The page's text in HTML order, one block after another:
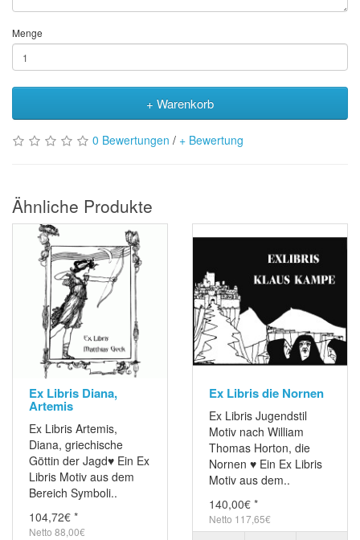
Menge
+ Warenkorb
0 Bewertungen / + Bewertung
Ähnliche Produkte
Ex Libris Diana,
Artemis
Ex Libris Artemis,
Diana, griechische
Göttin der Jagd♥ Ein Ex
Libris Motiv aus dem
Bereich Symboli..
104,72€ *
Netto 88,00€
Ex Libris die Nornen
Ex Libris Jugendstil
Motiv nach William
Thomas Horton, die
Nornen ♥ Ein Ex Libris
Motiv aus dem..
140,00€ *
Netto 117,65€